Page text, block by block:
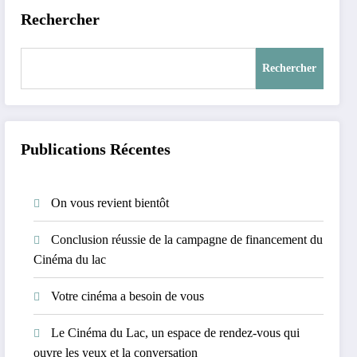
Rechercher
Rechercher
Publications Récentes
On vous revient bientôt
Conclusion réussie de la campagne de financement du
Cinéma du lac
Votre cinéma a besoin de vous
Le Cinéma du Lac, un espace de rendez-vous qui
ouvre les yeux et la conversation